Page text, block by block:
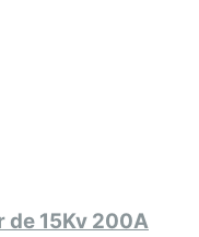
de 15Kv 200A